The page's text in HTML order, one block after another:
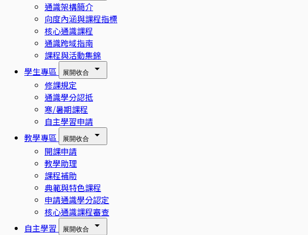
通識架構簡介
向度內涵與課程指標
核心通識課程
通識跨域指南
課程與活動集錦
學生專區
展開收合
修課規定
通識學分認抵
寒/暑期課程
自主學習申請
教學專區
展開收合
開課申請
教學助理
課程補助
典範與特色課程
申請通識學分認定
核心通識課程審查
自主學習
展開收合